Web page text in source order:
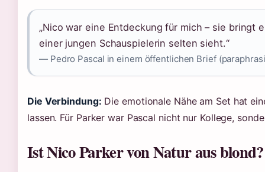
„Nico war eine Entdeckung für mich – sie bringt
einer jungen Schauspielerin selten sieht.“
— Pedro Pascal in einem öffentlichen Brief
Die Verbindung: Die emotionale Nähe am Set hat
lassen. Für Parker war Pascal nicht nur Kollege,
Ist Nico Parker von Natur aus blond?